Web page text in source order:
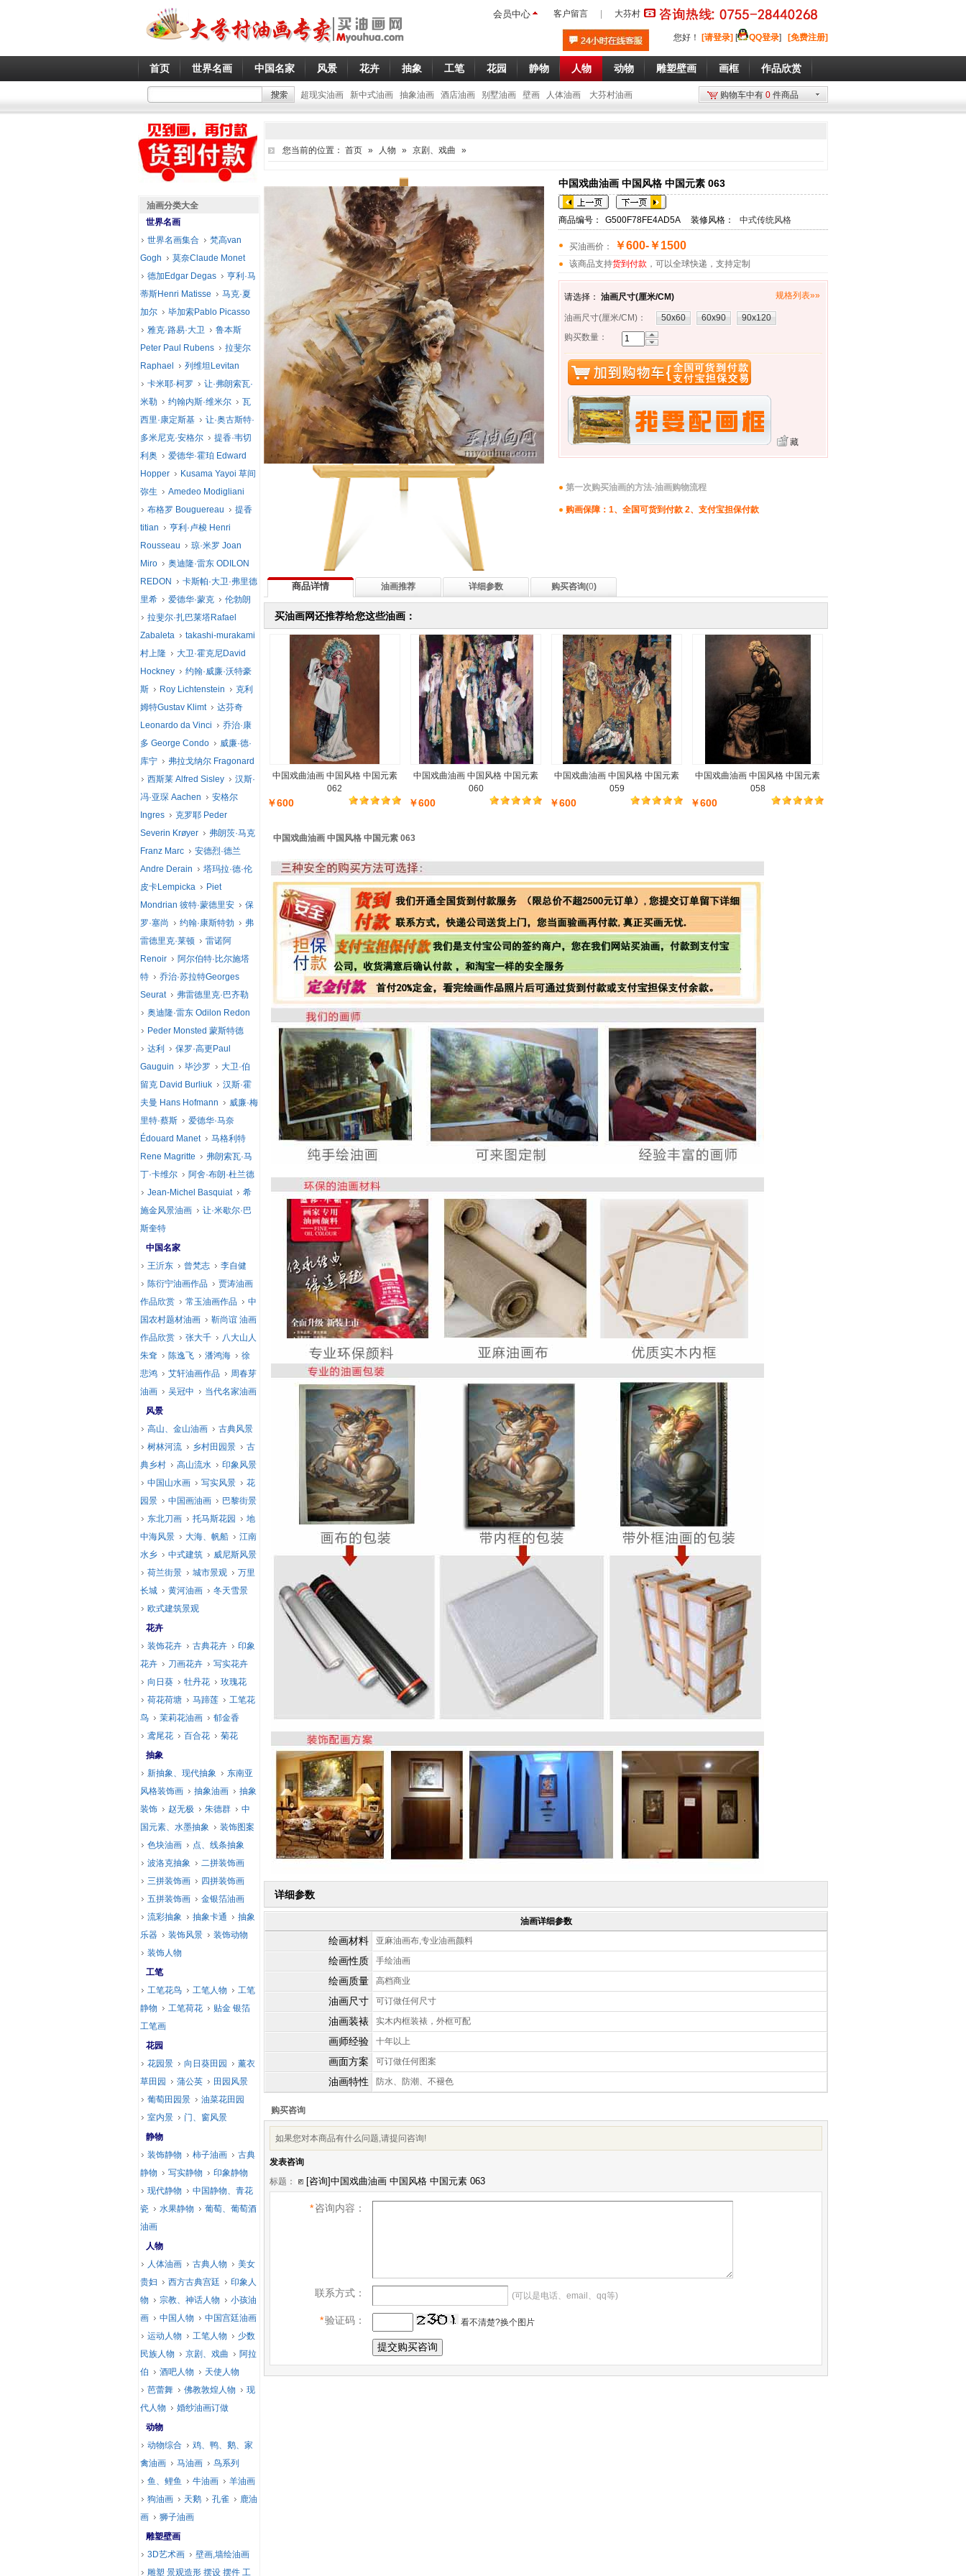
会员中心 客户留言 大芬村
您好 ！ [请登录] [ QQ登录] [免费注册]
首页 世界名画 中国名家 风景 花卉 抽象 工笔 花园 静物 人物 动物 雕塑壁画 画框 作品欣赏
超现实油画 新中式油画 抽象油画 酒店油画 别墅油画 壁画 人体油画 大芬村油画 购物车中有 0 件商品
您当前的位置： 首页 » 人物 » 京剧、戏曲 »
中国戏曲油画 中国风格 中国元素 063
商品编号： G500F78FE4AD5A 装修风格： 中式传统风格
买油画价： ￥600-￥1500
该商品支持货到付款 ，可以全球快递，支持定制
请选择： 油画尺寸(厘米/CM) 规格列表»»
油画尺寸(厘米/CM) ： 50x60 60x90
90x120
购买数量：
藏
第一次购买油画的方法-油画购物流程
购画保障：1、全国可货到付款 2、支付宝担保付款
商品详情 油画推荐 详细参数 购买咨询(0)
买油画网还推荐给您这些油画：
中国戏曲油画 中国风格 中国元素
062
￥600
中国戏曲油画 中国风格 中国元素
060
￥600
中国戏曲油画 中国风格 中国元素
059
￥600
中国戏曲油画 中国风格 中国元素
058
￥600
中国戏曲油画 中国风格 中国元素 063
详细参数
油画详细参数
绘画材料 亚麻油画布,专业油画颜料
绘画性质 手绘油画
绘画质量 高档商业
油画尺寸 可订做任何尺寸
油画装裱 实木内框装裱，外框可配
画师经验 十年以上
画面方案 可订做任何图案
油画特性 防水、防潮、不褪色
购买咨询
如果您对本商品有什么问题,请提问咨询!
发表咨询
标题：
*咨询内容：
联系方式： (可以是电话、email、qq等)
*验证码： 看不清楚?换个图片
油画分类大全
世界名画
世界名画集合
梵高van
Gogh
莫奈Claude Monet
德加Edgar Degas
亨利·马
蒂斯Henri Matisse
马克·夏
加尔
毕加索Pablo Picasso
雅克·路易·大卫
鲁本斯
Peter Paul Rubens
拉斐尔
Raphael
列维坦Levitan
卡米耶·柯罗
让·弗朗索瓦·
米勒
约翰内斯·维米尔
瓦
西里·康定斯基
让·奥古斯特·
多米尼克·安格尔
提香·韦切
利奥
爱德华·霍珀 Edward
Hopper
Kusama Yayoi 草间
弥生
Amedeo Modigliani
布格罗 Bouguereau
提香
titian
亨利·卢梭 Henri
Rousseau
琼·米罗 Joan
Miro
奥迪隆·雷东 ODILON
REDON
卡斯帕·大卫·弗里德
里希
爱德华·蒙克
伦勃朗
拉斐尔·扎巴莱塔Rafael
Zabaleta
takashi-murakami
村上隆
大卫·霍克尼David
Hockney
约翰·威廉·沃特豪
斯
Roy Lichtenstein
克利
姆特Gustav Klimt
达芬奇
Leonardo da Vinci
乔治·康
多 George Condo
威廉·德·
库宁
弗拉戈纳尔 Fragonard
西斯莱 Alfred Sisley
汉斯·
冯·亚琛 Aachen
安格尔
Ingres
克罗耶 Peder
Severin Krøyer
弗朗茨·马克
Franz Marc
安德烈·德兰
Andre Derain
塔玛拉·德·伦
皮卡Lempicka
Piet
Mondrian 彼特·蒙德里安
保
罗·塞尚
约翰·康斯特勃
弗
雷德里克·莱顿
雷诺阿
Renoir
阿尔伯特·比尔施塔
特
乔治·苏拉特Georges
Seurat
弗雷德里克·巴齐勒
奥迪隆·雷东 Odilon Redon
Peder Monsted 蒙斯特德
达利
保罗·高更Paul
Gauguin
毕沙罗
大卫·伯
留克 David Burliuk
汉斯·霍
夫曼 Hans Hofmann
威廉·梅
里特·蔡斯
爱德华·马奈
Édouard Manet
马格利特
Rene Magritte
弗朗索瓦·马
丁·卡维尔
阿舍·布朗·杜兰德
Jean-Michel Basquiat
希
施金风景油画
让·米歇尔·巴
斯奎特
中国名家
王沂东
曾梵志
李自健
陈衍宁油画作品
贾涛油画
作品欣赏
常玉油画作品
中
国农村题材油画
靳尚谊 油画
作品欣赏
张大千
八大山人
朱耷
陈逸飞 潘鸿海
徐
悲鸿
艾轩油画作品
周春芽
油画
吴冠中
当代名家油画
风景
高山、金山油画
古典风景
树林河流
乡村田园景
古
典乡村
高山流水
印象风景
中国山水画
写实风景
花
园景
中国画油画
巴黎街景
东北刀画
托马斯花园
地
中海风景
大海、帆船
江南
水乡
中式建筑
威尼斯风景
荷兰街景
城市景观
万里
长城
黄河油画
冬天雪景
欧式建筑景观
花卉
装饰花卉
古典花卉
印象
花卉
刀画花卉
写实花卉
向日葵
牡丹花
玫瑰花
荷花荷塘
马蹄莲
工笔花
鸟
茉莉花油画
郁金香
鸢尾花
百合花
菊花
抽象
新抽象、现代抽象
东南亚
风格装饰画
抽象油画
抽象
装饰
赵无极 朱德群
中
国元素、水墨抽象
装饰图案
色块油画
点、线条抽象
波洛克抽象
二拼装饰画
三拼装饰画
四拼装饰画
五拼装饰画
金银箔油画
流彩抽象
抽象卡通
抽象
乐器
装饰风景
装饰动物
装饰人物
工笔
工笔花鸟
工笔人物
工笔
静物
工笔荷花
贴金 银箔
工笔画
花园
花园景
向日葵田园
薰衣
草田园
蒲公英
田园风景
葡萄田园景
油菜花田园
室内景
门、窗风景
静物
装饰静物
柿子油画
古典
静物
写实静物
印象静物
现代静物
中国静物、青花
瓷
水果静物
葡萄、葡萄酒
油画
人物
人体油画
古典人物
美女
贵妇
西方古典宫廷
印象人
物
宗教、神话人物
小孩油
画
中国人物
中国宫廷油画
运动人物
工笔人物
少数
民族人物
京剧、戏曲
阿拉
伯
酒吧人物
天使人物
芭蕾舞
佛教敦煌人物
现
代人物
婚纱油画订做
动物
动物综合
鸡、鸭、鹅、家
禽油画
马油画
鸟系列
鱼、鲤鱼
牛油画
羊油画
狗油画
天鹅 孔雀
鹿油
画
狮子油画
雕塑壁画
3D艺术画
壁画,墙绘油画
雕塑 景观造形 摆设 摆件 工